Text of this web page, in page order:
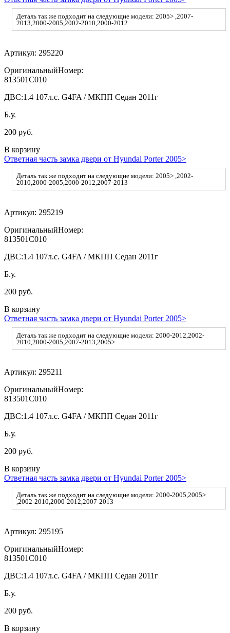
Деталь так же подходит на следующие модели: 2005> ,2007-
2013,2000-2005,2002-2010,2000-2012
Артикул: 295220
ОригинальныйНомер:
813501C010
ДВС:1.4 107л.с. G4FA / МКПП Седан 2011г
Б.у.
200 руб.
В корзину
Ответная часть замка двери от Hyundai Porter 2005>
Деталь так же подходит на следующие модели: 2005> ,2002-
2010,2000-2005,2000-2012,2007-2013
Артикул: 295219
ОригинальныйНомер:
813501C010
ДВС:1.4 107л.с. G4FA / МКПП Седан 2011г
Б.у.
200 руб.
В корзину
Ответная часть замка двери от Hyundai Porter 2005>
Деталь так же подходит на следующие модели: 2000-2012,2002-
2010,2000-2005,2007-2013,2005>
Артикул: 295211
ОригинальныйНомер:
813501C010
ДВС:1.4 107л.с. G4FA / МКПП Седан 2011г
Б.у.
200 руб.
В корзину
Ответная часть замка двери от Hyundai Porter 2005>
Деталь так же подходит на следующие модели: 2000-2005,2005>
,2002-2010,2000-2012,2007-2013
Артикул: 295195
ОригинальныйНомер:
813501C010
ДВС:1.4 107л.с. G4FA / МКПП Седан 2011г
Б.у.
200 руб.
В корзину